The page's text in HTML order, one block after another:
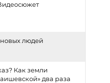
людей
Как земли
два раза